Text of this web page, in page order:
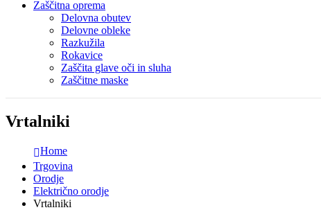
Zaščitna oprema
Delovna obutev
Delovne obleke
Razkužila
Rokavice
Zaščita glave oči in sluha
Zaščitne maske
Vrtalniki
Home
Trgovina
Orodje
Električno orodje
Vrtalniki